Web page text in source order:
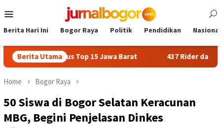
to
Menu
Berita Hari Ini Bogor Raya Politik Pendidikan Nasional
Berita Utama
Tembus Top 15 Jawa Barat 437 Rider dari 18 Provinsi
Home Bogor Raya
50 Siswa di Bogor Selatan Keracunan
MBG, Begini Penjelasan Dinkes